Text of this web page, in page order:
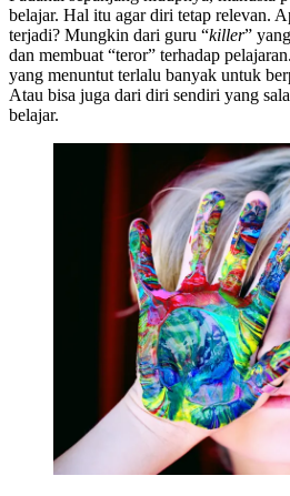
belajar. Hal itu agar diri tetap relevan.
terjadi? Mungkin dari guru “killer”
dan membuat “teror” terhadap
yang menuntut terlalu banyak untuk
Atau bisa juga dari diri sendiri yang
belajar.